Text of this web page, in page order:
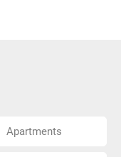
Apartments